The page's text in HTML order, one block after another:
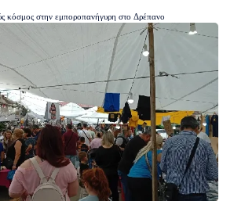
κόσμος στην εμποροπανήγυρη στο Δρέπανο